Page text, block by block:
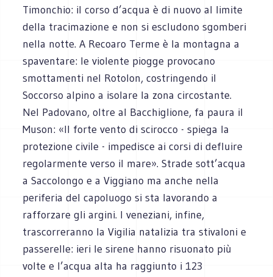
Timonchio: il corso d’acqua è di nuovo al limite
della tracimazione e non si escludono sgomberi
nella notte. A Recoaro Terme è la montagna a
spaventare: le violente piogge provocano
smottamenti nel Rotolon, costringendo il
Soccorso alpino a isolare la zona circostante.
Nel Padovano, oltre al Bacchiglione, fa paura il
Muson: «Il forte vento di scirocco - spiega la
protezione civile - impedisce ai corsi di defluire
regolarmente verso il mare». Strade sott’acqua
a Saccolongo e a Viggiano ma anche nella
periferia del capoluogo si sta lavorando a
rafforzare gli argini. I veneziani, infine,
trascorreranno la Vigilia natalizia tra stivaloni e
passerelle: ieri le sirene hanno risuonato più
volte e l’acqua alta ha raggiunto i 123